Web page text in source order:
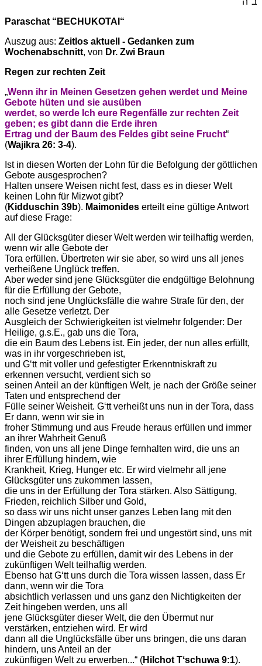
Paraschat “BECHUKOTAI“
Auszug aus: Zeitlos aktuell - Gedanken zum
Wochenabschnitt, von Dr. Zwi Braun
Regen zur rechten Zeit
„Wenn ihr in Meinen Gesetzen gehen werdet und Meine
Gebote hüten und sie ausüben
werdet, so werde Ich eure Regenfälle zur rechten Zeit
geben; es gibt dann die Erde ihren
Ertrag und der Baum des Feldes gibt seine Frucht“
(Wajikra 26: 3-4).
Ist in diesen Worten der Lohn für die Befolgung der göttlichen
Gebote ausgesprochen?
Halten unsere Weisen nicht fest, dass es in dieser Welt
keinen Lohn für Mizwot gibt?
(Kidduschin 39b). Maimonides erteilt eine gültige Antwort
auf diese Frage:
All der Glücksgüter dieser Welt werden wir teilhaftig werden,
wenn wir alle Gebote der
Tora erfüllen. Übertreten wir sie aber, so wird uns all jenes
verheißene Unglück treffen.
Aber weder sind jene Glücksgüter die endgültige Belohnung
für die Erfüllung der Gebote,
noch sind jene Unglücksfälle die wahre Strafe für den, der
alle Gesetze verletzt. Der
Ausgleich der Schwierigkeiten ist vielmehr folgender: Der
Heilige, g.s.E., gab uns die Tora,
die ein Baum des Lebens ist. Ein jeder, der nun alles erfüllt,
was in ihr vorgeschrieben ist,
und Gʻtt mit voller und gefestigter Erkenntniskraft zu
erkennen versucht, verdient sich so
seinen Anteil an der künftigen Welt, je nach der Größe seiner
Taten und entsprechend der
Fülle seiner Weisheit. Gʻtt verheißt uns nun in der Tora, dass
Er dann, wenn wir sie in
froher Stimmung und aus Freude heraus erfüllen und immer
an ihrer Wahrheit Genuß
finden, von uns all jene Dinge fernhalten wird, die uns an
ihrer Erfüllung hindern, wie
Krankheit, Krieg, Hunger etc. Er wird vielmehr all jene
Glücksgüter uns zukommen lassen,
die uns in der Erfüllung der Tora stärken. Also Sättigung,
Frieden, reichlich Silber und Gold,
so dass wir uns nicht unser ganzes Leben lang mit den
Dingen abzuplagen brauchen, die
der Körper benötigt, sondern frei und ungestört sind, uns mit
der Weisheit zu beschäftigen
und die Gebote zu erfüllen, damit wir des Lebens in der
zukünftigen Welt teilhaftig werden.
Ebenso hat Gʻtt uns durch die Tora wissen lassen, dass Er
dann, wenn wir die Tora
absichtlich verlassen und uns ganz den Nichtigkeiten der
Zeit hingeben werden, uns all
jene Glücksgüter dieser Welt, die den Übermut nur
verstärken, entziehen wird. Er wird
dann all die Unglücksfälle über uns bringen, die uns daran
hindern, uns Anteil an der
zukünftigen Welt zu erwerben...“ (Hilchot Tʻschuwa 9:1).